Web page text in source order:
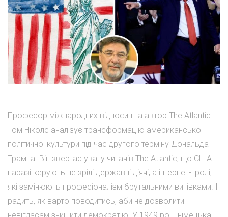
Професор міжнародних відносин та автор The Atlantic
Том Ніколс аналізує трансформацію американської
політичної культури під час другого терміну Дональда
Трампа. Він звертає увагу читачів The Atlantic, що США
наразі керують не зрілі державні діячі, а інтернет-тролі,
які замінюють професіоналізм брутальними витівками. І
радить, як варто поводитись, аби не дозволити
невігласам знищити демократію. У 1949 році німецька ...